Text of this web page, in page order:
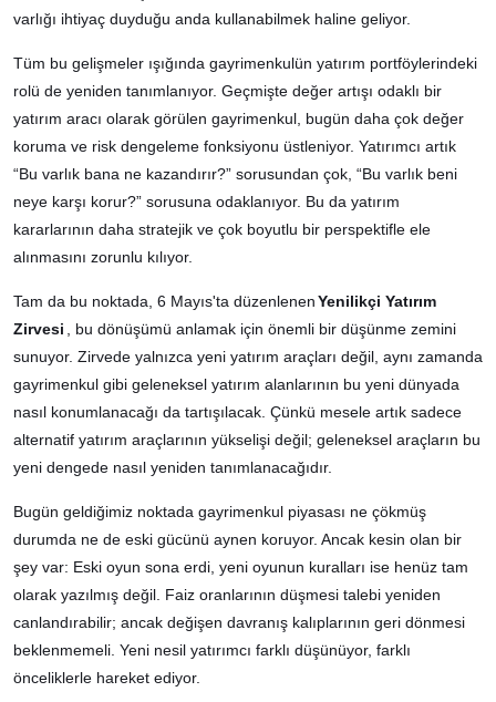
varlığı ihtiyaç duyduğu anda kullanabilmek haline geliyor.
Tüm bu gelişmeler ışığında gayrimenkulün yatırım portföylerindeki
rolü de yeniden tanımlanıyor. Geçmişte değer artışı odaklı bir
yatırım aracı olarak görülen gayrimenkul, bugün daha çok değer
koruma ve risk dengeleme fonksiyonu üstleniyor. Yatırımcı artık
“Bu varlık bana ne kazandırır?” sorusundan çok, “Bu varlık beni
neye karşı korur?” sorusuna odaklanıyor. Bu da yatırım
kararlarının daha stratejik ve çok boyutlu bir perspektifle ele
alınmasını zorunlu kılıyor.
Tam da bu noktada, 6 Mayıs'ta düzenlenenYenilikçi Yatırım
Zirvesi
, bu dönüşümü anlamak için önemli bir düşünme zemini
sunuyor. Zirvede yalnızca yeni yatırım araçları değil, aynı zamanda
gayrimenkul gibi geleneksel yatırım alanlarının bu yeni dünyada
nasıl konumlanacağı da tartışılacak. Çünkü mesele artık sadece
alternatif yatırım araçlarının yükselişi değil; geleneksel araçların bu
yeni dengede nasıl yeniden tanımlanacağıdır.
Bugün geldiğimiz noktada gayrimenkul piyasası ne çökmüş
durumda ne de eski gücünü aynen koruyor. Ancak kesin olan bir
şey var: Eski oyun sona erdi, yeni oyunun kuralları ise henüz tam
olarak yazılmış değil. Faiz oranlarının düşmesi talebi yeniden
canlandırabilir; ancak değişen davranış kalıplarının geri dönmesi
beklenmemeli. Yeni nesil yatırımcı farklı düşünüyor, farklı
önceliklerle hareket ediyor.